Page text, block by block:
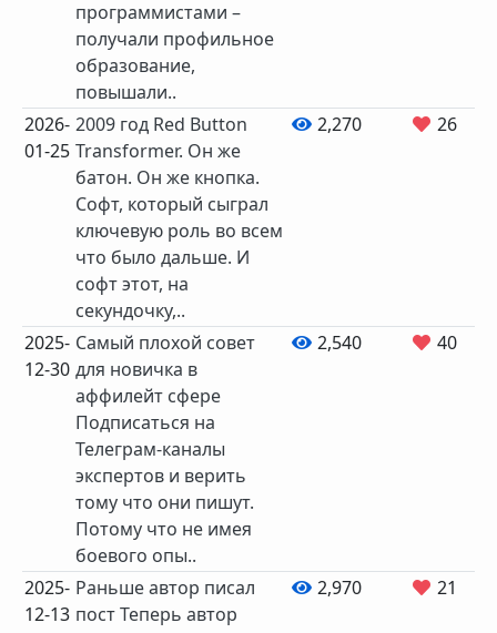
программистами –
получали профильное
образование,
повышали..
2026-
01-25
2009 год Red Button
Transformer. Он же
батон. Он же кнопка.
Софт, который сыграл
ключевую роль во всем
что было дальше. И
софт этот, на
секундочку,..
2,270 26
2025-
12-30
Самый плохой совет
для новичка в
аффилейт сфере
Подписаться на
Телеграм-каналы
экспертов и верить
тому что они пишут.
Потому что не имея
боевого опы..
2,540 40
2025-
12-13
Раньше автор писал
пост Теперь автор
2,970 21